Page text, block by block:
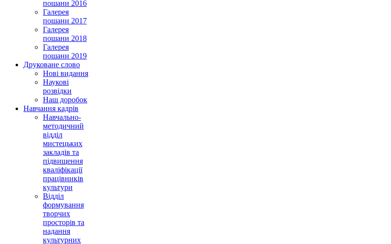
пошани 2016
Галерея
пошани 2017
Галерея
пошани 2018
Галерея
пошани 2019
Друковане слово
Нові видання
Наукові
розвідки
Наш доробок
Навчання кадрів
Навчально-
методичний
відділ
мистецьких
закладів та
підвищення
кваліфікації
працівників
культури
Відділ
формування
творчих
просторів та
надання
культурних